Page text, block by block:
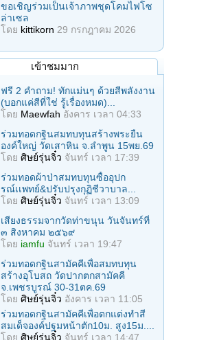
ขอเชิญร่วมเป็นเจ้าภาพชุดโคมไฟโซ
ล่าเซล
โดย kittikorn 29 กรกฎาคม 2026
เข้าชมมาก
ฟรี 2 คำถาม! ทักแม่นๆ ด้วยสีพลังงาน
(บอกแค่สีที่ใช่ รู้เรื่องหมด)...
โดย Maewfah อังคาร เวลา 04:33
ร่วมทอดกฐินสมทบทุนสร้างพระยืน
องค์ใหญ่ วัดเสาหิน จ.ลําพูน 15พย.69
โดย ศิษย์รุ่นจิ๋ว จันทร์ เวลา 17:39
ร่วมทอดผ้าป่าสมทบทุนซื้ออุปก
รณ์เเพทย์&ปรับปรุงกุฏิชีวาบาล...
โดย ศิษย์รุ่นจิ๋ว จันทร์ เวลา 13:09
เสียงธรรมจากวัดท่าขนุน วันจันทร์ที่
๓ สิงหาคม ๒๕๖๙
โดย iamfu จันทร์ เวลา 19:47
ร่วมทอดกฐินสามัคคีเพื่อสมทบทุน
สร้างอุโบสถ วัดปากตกสามัคคี
จ.เพชรบูรณ์ 30-31ตค.69
โดย ศิษย์รุ่นจิ๋ว อังคาร เวลา 11:05
ร่วมทอดกฐินสามัคคีเพื่อตกแต่งทำสี
สมเด็จองค์ปฐมหน้าตัก10ม. สูง15ม....
โดย ศิษย์รุ่นจิ๋ว จันทร์ เวลา 14:47